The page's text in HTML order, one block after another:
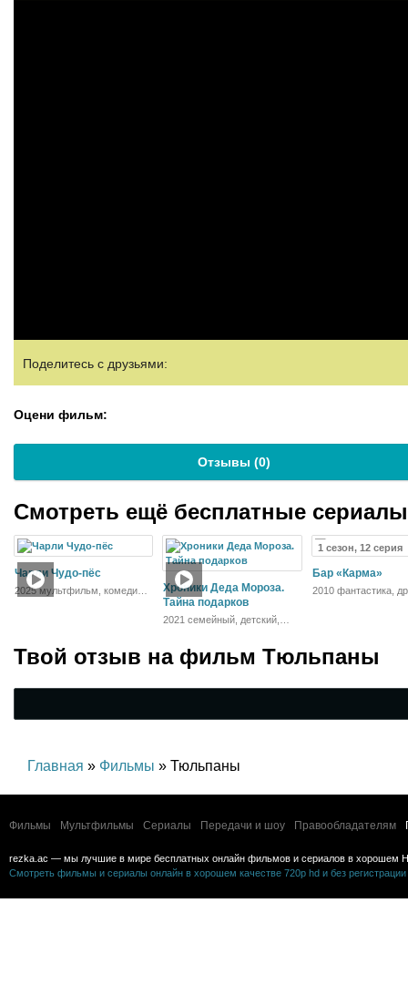
Поделитесь с друзьями:
Оцени фильм:
Отзывы (0)
Смотреть ещё бесплатные
Чарли Чудо-пёс
2025 мультфильм, комедия,
Хроники Деда Мороза.
Тайна подарков
2021 семейный, детский,
1 сезон, 12 серия
Бар «Карма»
2010 фантастика,
Твой отзыв на фильм Тюльпаны
Главная » Фильмы » Тюльпаны
Фильмы Мультфильмы Сериалы Передачи и шоу Правообладателям
rezka.ac — мы лучшие в мире бесплатных онлайн фильмов и сериалов в хорошем
Смотреть фильмы и сериалы онлайн в хорошем качестве 720p hd и без